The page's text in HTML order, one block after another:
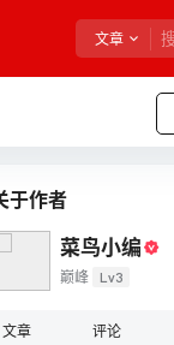
文章
于作者
菜鸟小编
巅峰 Lv3
文章 评论